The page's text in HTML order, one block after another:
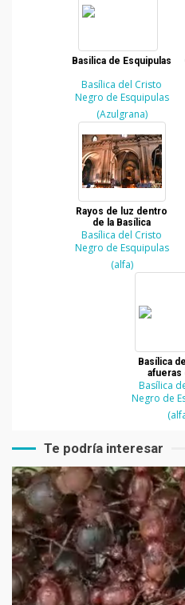
Basilica de Esquipulas
Basílica del Cristo
Negro de Esquipulas
(Azulgrana)
Rayos de luz dentro
de la Basílica
Basílica del Cristo
Negro de Esquipulas
(alfa)
Basílica
afueras
Basílica
Negro de
Te podría interesar